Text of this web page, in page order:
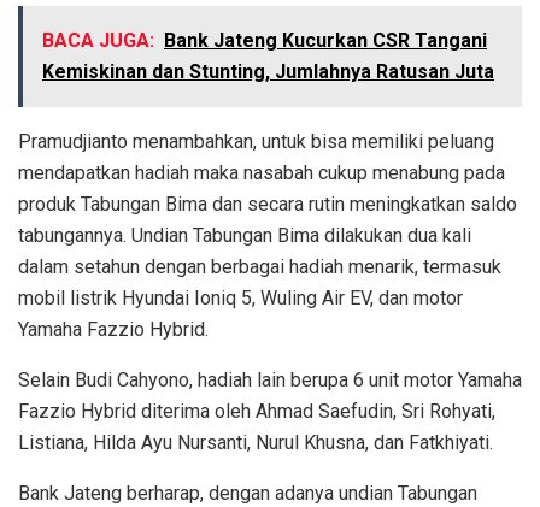
BACA JUGA: Bank Jateng Kucurkan CSR Tangani
Kemiskinan dan Stunting, Jumlahnya Ratusan Juta
Pramudjianto menambahkan, untuk bisa memiliki peluang
mendapatkan hadiah maka nasabah cukup menabung pada
produk Tabungan Bima dan secara rutin meningkatkan saldo
tabungannya. Undian Tabungan Bima dilakukan dua kali
dalam setahun dengan berbagai hadiah menarik, termasuk
mobil listrik Hyundai Ioniq 5, Wuling Air EV, dan motor
Yamaha Fazzio Hybrid.
Selain Budi Cahyono, hadiah lain berupa 6 unit motor Yamaha
Fazzio Hybrid diterima oleh Ahmad Saefudin, Sri Rohyati,
Listiana, Hilda Ayu Nursanti, Nurul Khusna, dan Fatkhiyati.
Bank Jateng berharap, dengan adanya undian Tabungan